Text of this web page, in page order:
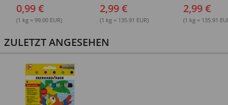
0,99 €
(1 kg = 99.00 EUR)
2,99 €
(1 kg = 135.91 EUR)
2,99 €
(1 kg = 135.91
ZULETZT ANGESEHEN